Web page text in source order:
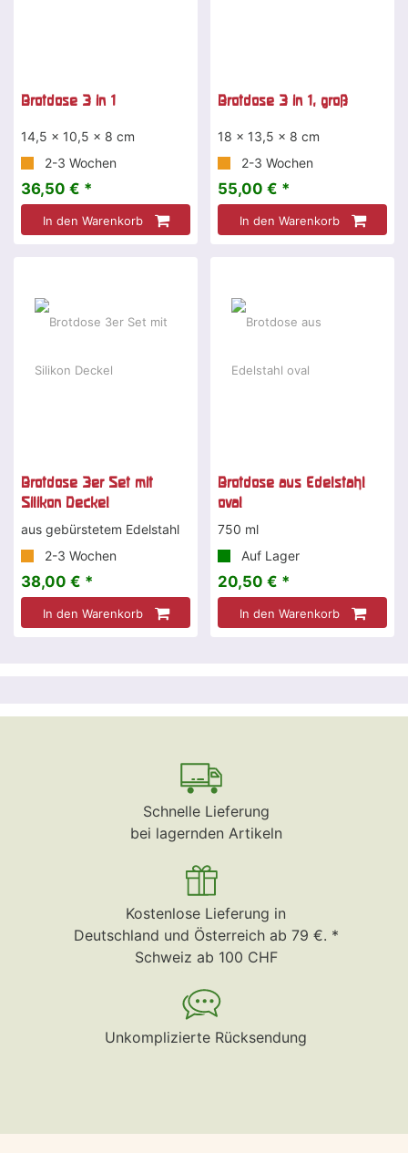
Brotdose 3 in 1
14,5 x 10,5 x 8 cm
2-3 Wochen
36,50 € *
In den Warenkorb
Brotdose 3 in 1, groß
18 x 13,5 x 8 cm
2-3 Wochen
55,00 € *
In den Warenkorb
Brotdose 3er Set mit
Silikon Deckel
aus gebürstetem Edelstahl
2-3 Wochen
38,00 € *
In den Warenkorb
Brotdose aus Edelstahl
oval
750 ml
Auf Lager
20,50 € *
In den Warenkorb
Schnelle Lieferung
bei lagernden Artikeln
Kostenlose Lieferung in
Deutschland und Österreich ab 79 €. *
Schweiz ab 100 CHF
Unkomplizierte Rücksendung